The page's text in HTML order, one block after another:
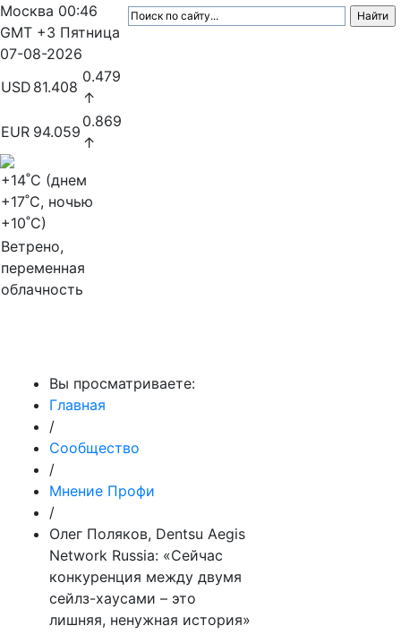
Москва 00:46
GMT +3 Пятница
07-08-2026
USD 81.408
0.479
↑
EUR 94.059
0.869
↑
+14˚C (днем
+17˚C, ночью
+10˚C)
Ветрено,
переменная
облачность
Вы просматриваете:
Главная
/
Сообщество
/
Мнение Профи
/
Олег Поляков, Dentsu Aegis
Network Russia: «Сейчас
конкуренция между двумя
сейлз-хаусами – это
лишняя, ненужная история»